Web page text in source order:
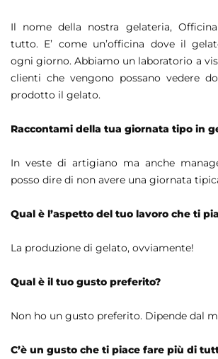
Il nome della nostra gelateria,
tutto. E’ come un’officina dove il
ogni giorno. Abbiamo un laboratorio a
clienti che vengono possano vedere
prodotto il gelato.
Raccontami della tua giornata tipo in
In veste di artigiano ma anche
posso dire di non avere una giornata
Qual è l’aspetto del tuo lavoro che ti
La produzione di gelato, ovviamente!
Qual è il tuo gusto preferito?
Non ho un gusto preferito. Dipende dal
C’è un gusto che ti piace fare più di